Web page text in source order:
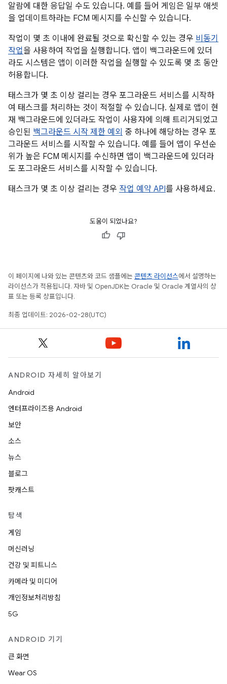
알람에 대한 응답일 수도 있습니다. 예를 들어 게임은 일부 애셋
을 업데이트하라는 FCM 메시지를 수신할 수 있습니다.
작업이 몇 초 이내에 완료될 것으로 확신할 수 있는 경우 비동기
작업을 사용하여 작업을 실행합니다. 앱이 백그라운드에 있더
라도 시스템은 앱이 이러한 작업을 실행할 수 있도록 몇 초 동안
허용합니다.
태스크가 몇 초 이상 걸리는 경우 포그라운드 서비스를 시작하
여 태스크를 처리하는 것이 적절할 수 있습니다. 실제로 앱이 현
재 백그라운드에 있더라도 작업이 사용자에 의해 트리거되었고
승인된 백그라운드 시작 제한 예외 중 하나에 해당하는 경우 포
그라운드 서비스를 시작할 수 있습니다. 예를 들어 앱이 우선순
위가 높은 FCM 메시지를 수신하면 앱이 백그라운드에 있더라
도 포그라운드 서비스를 시작할 수 있습니다.
태스크가 몇 초 이상 걸리는 경우 작업 예약 API를 사용하세요.
도움이 되었나요?
이 페이지에 나와 있는 콘텐츠와 코드 샘플에는 콘텐츠 라이선스에서 설명하는
라이선스가 적용됩니다. 자바 및 OpenJDK는 Oracle 및 Oracle 계열사의 상
표 또는 등록 상표입니다.
최종 업데이트: 2026-02-28(UTC)
ANDROID 자세히 알아보기
Android
엔터프라이즈용 Android
보안
소스
뉴스
블로그
팟캐스트
탐색
게임
머신러닝
건강 및 피트니스
카메라 및 미디어
개인정보처리방침
5G
ANDROID 기기
큰 화면
Wear OS